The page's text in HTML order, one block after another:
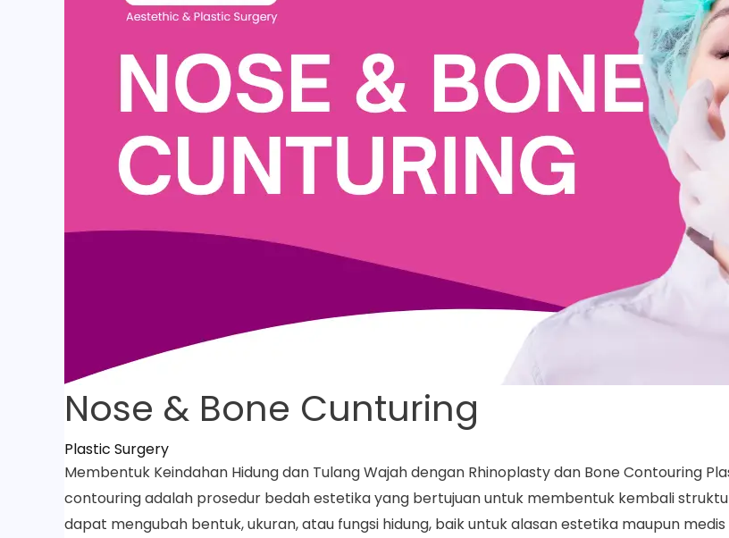
Nose & Bone Cunturing
Plastic Surgery
Membentuk Keindahan Hidung dan Tulang Wajah dengan Rhinoplasty dan Bone Contouring
contouring adalah prosedur bedah estetika yang bertujuan untuk membentuk kembali
dapat mengubah bentuk, ukuran, atau fungsi hidung, baik untuk alasan estetika maupun